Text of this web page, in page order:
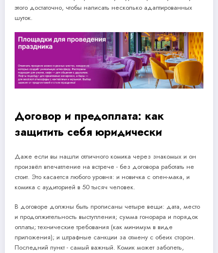
этого достаточно, чтобы написать несколько адаптированных
шуток.
Договор и предоплата: как
защитить себя юридически
Даже если вы нашли отличного комика через знакомых и он
произвёл впечатление на встрече - без договора работать не
стоит. Это касается любого уровня: и новичка с опен-мака, и
комика с аудиторией в 50 тысяч человек.
В договоре должны быть прописаны четыре вещи: дата, место
и продолжительность выступления; сумма гонорара и порядок
оплаты; технические требования (как минимум в виде
приложения); и штрафные санкции за отмену с обеих сторон.
Последний пункт - самый важный. Комик может заболеть,